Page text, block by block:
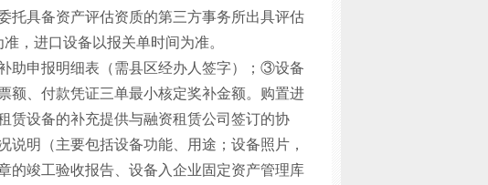
托具备资产评估资质的第三方事务所出具评估
，进口设备以报关单时间为准。
申报明细表（需县区经办人签字）；③设备
额、付款凭证三单最小核定奖补金额。购置进
赁设备的补充提供与融资租赁公司签订的协
明（主要包括设备功能、用途；设备照片，
的竣工验收报告、设备入企业固定资产管理库